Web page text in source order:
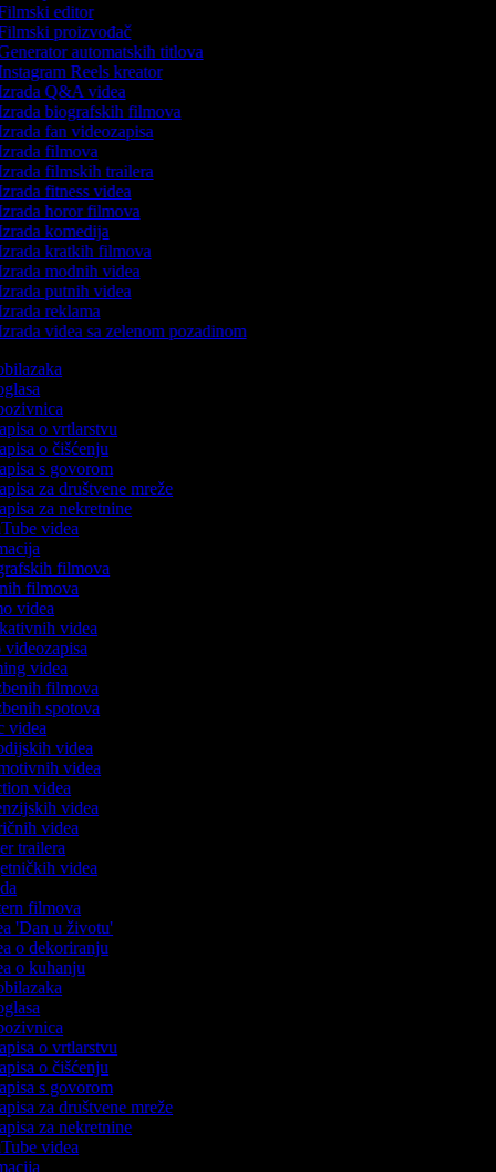
editor
proizvođač
automatskih titlova
Reels kreator
Q&A videa
biografskih filmova
fan videozapisa
filmova
filmskih trailera
fitness videa
horor filmova
komedija
kratkih filmova
modnih videa
putnih videa
reklama
videa sa zelenom pozadinom
o vrtlarstvu
o čišćenju
s govorom
za društvene mreže
za nekretnine
videa
filmova
filmova
videa
videa
videozapisa
videa
filmova
spotova
videa
videa
videa
videa
videa
videa
trailera
videa
filmova
'Dan u životu'
o dekoriranju
o kuhanju
o vrtlarstvu
o čišćenju
s govorom
za društvene mreže
za nekretnine
videa